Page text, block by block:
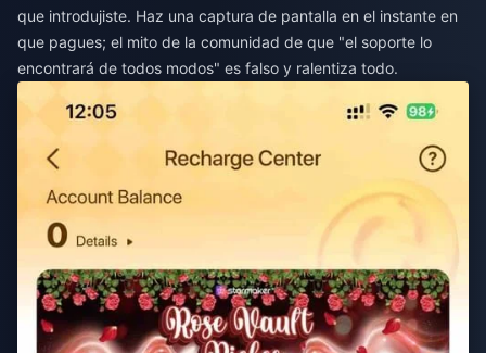
que introdujiste. Haz una captura de pantalla en el instante en
que pagues; el mito de la comunidad de que "el soporte lo
encontrará de todos modos" es falso y ralentiza todo.